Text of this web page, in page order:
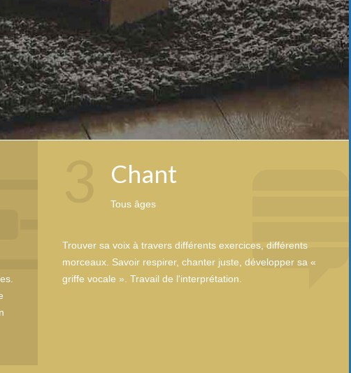
Chant
Tous âges
Trouver sa voix à travers différents exercices, différents
morceaux. Savoir respirer, chanter juste, développer sa «
griffe vocale ». Travail de l'interprétation.